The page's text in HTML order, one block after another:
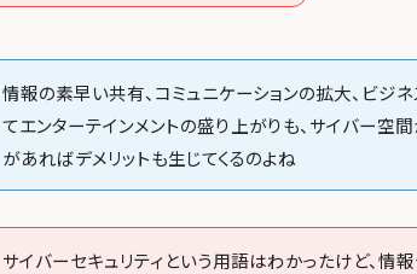
情報の素早い共有、コミュニケーションの拡大、ビジ
てエンターテインメントの盛り上がりも、サイバー空
があればデメリットも生じてくるのよね
サイバーセキュリティという用語はわかったけど、情